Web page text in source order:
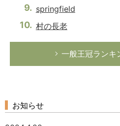
springfield
村の長老
一般王冠ランキ
お知らせ